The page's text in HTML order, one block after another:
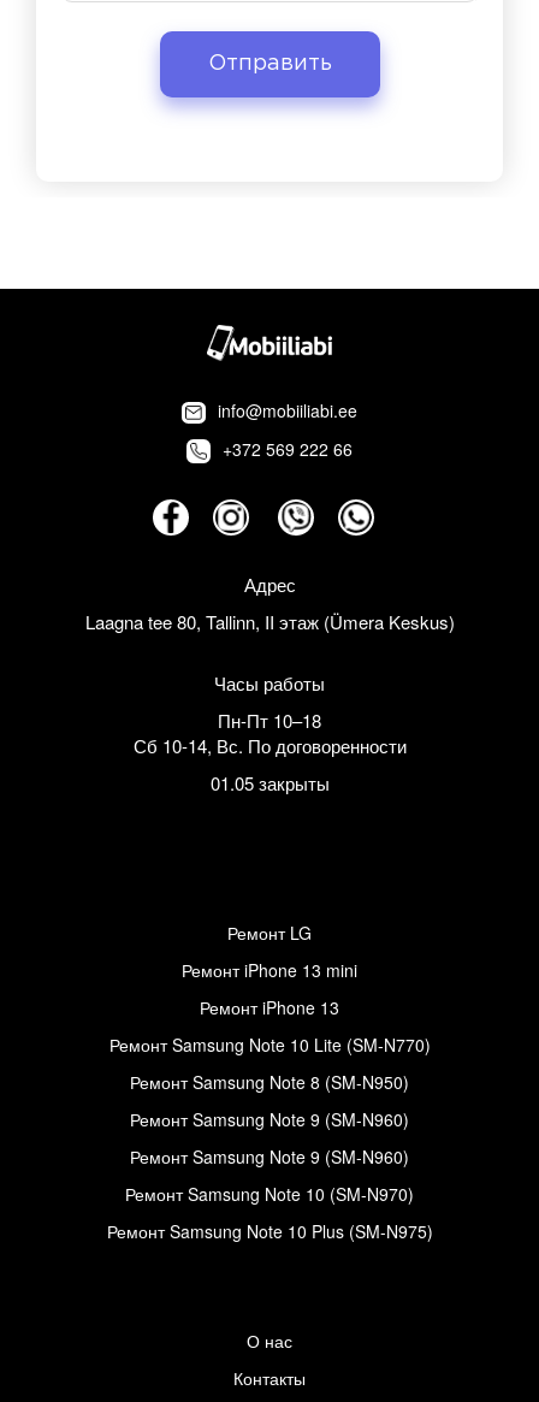
info@mobiiliabi.ee
+372 569 222 66
Адрес
Laagna tee 80, Tallinn, II этаж (Ümera Keskus)
Часы работы
Пн-Пт 10–18
Сб 10-14, Вс. По договоренности
01.05 закрыты
Ремонт LG
Ремонт iPhone 13 mini
Ремонт iPhone 13
Ремонт Samsung Note 10 Lite (SM-N770)
Ремонт Samsung Note 8 (SM-N950)
Ремонт Samsung Note 9 (SM-N960)
Ремонт Samsung Note 9 (SM-N960)
Ремонт Samsung Note 10 (SM-N970)
Ремонт Samsung Note 10 Plus (SM-N975)
О нас
Контакты